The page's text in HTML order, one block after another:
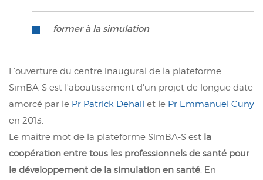
former à la simulation
L'ouverture du centre inaugural de la plateforme
SimBA-S est l'aboutissement d'un projet de longue date
amorcé par le Pr Patrick Dehail et le Pr Emmanuel Cuny
en 2013.
Le maître mot de la plateforme SimBA-S est la
coopération entre tous les professionnels de santé pour
le développement de la simulation en santé. En